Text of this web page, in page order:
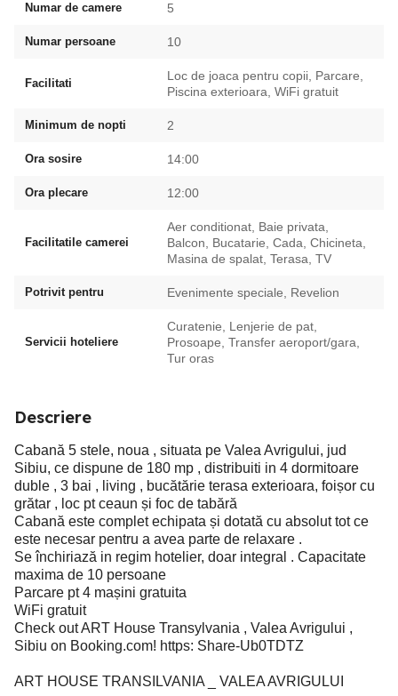
Numar de camere 5
Numar persoane 10
Facilitati
Loc de joaca pentru copii, Parcare,
Piscina exterioara, WiFi gratuit
Minimum de nopti 2
Ora sosire 14:00
Ora plecare 12:00
Facilitatile camerei
Aer conditionat, Baie privata,
Balcon, Bucatarie, Cada, Chicineta,
Masina de spalat, Terasa, TV
Potrivit pentru Evenimente speciale, Revelion
Servicii hoteliere
Curatenie, Lenjerie de pat,
Prosoape, Transfer aeroport/gara,
Tur oras
Descriere
Cabană 5 stele, noua , situata pe Valea Avrigului, jud
Sibiu, ce dispune de 180 mp , distribuiti in 4 dormitoare
duble , 3 bai , living , bucătărie terasa exterioara, foișor cu
grătar , loc pt ceaun și foc de tabără
Cabană este complet echipata și dotată cu absolut tot ce
este necesar pentru a avea parte de relaxare .
Se închiriază in regim hotelier, doar integral . Capacitate
maxima de 10 persoane
Parcare pt 4 mașini gratuita
WiFi gratuit
Check out ART House Transylvania , Valea Avrigului ,
Sibiu on Booking.com! https: Share-Ub0TDTZ
ART HOUSE TRANSILVANIA _ VALEA AVRIGULUI